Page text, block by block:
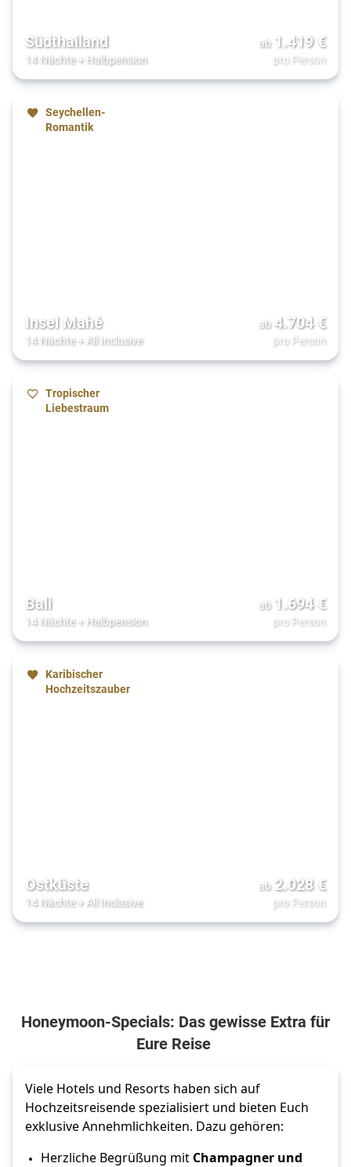
Südthailand
14 Nächte+ Halbpension
ab 1.419€
pro Person
Seychellen-
Romantik
Insel Mahé
14 Nächte+ All Inclusive
ab 4.704€
pro Person
Tropischer
Liebestraum
Bali
14 Nächte+ Halbpension
ab 1.694€
pro Person
Karibischer
Hochzeitszauber
Ostküste
14 Nächte+ All Inclusive
ab 2.028€
pro Person
Honeymoon-Specials: Das gewisse Extra für
Eure Reise
Viele Hotels und Resorts haben sich auf
Hochzeitsreisende spezialisiert und bieten Euch
exklusive Annehmlichkeiten. Dazu gehören:
Herzliche Begrüßung mit Champagner und